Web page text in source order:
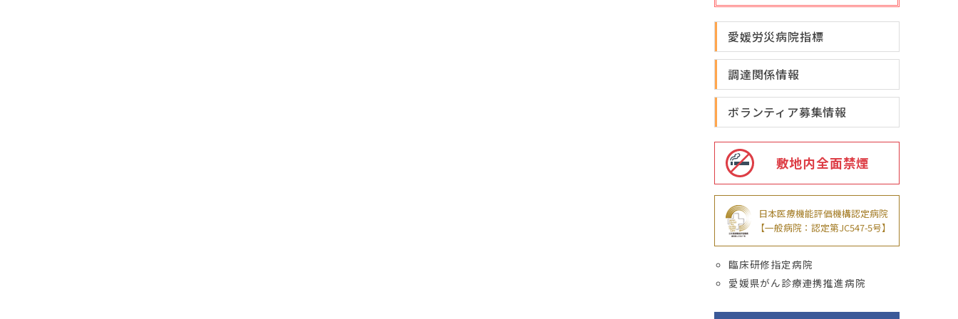
愛媛労災病院指標
調達関係情報
ボランティア募集情報
敷地内全面禁煙
日本医療機能評価機構認定病院
【一般病院：認定第JC547-5号】
臨床研修指定病院
愛媛県がん診療連携推進病院